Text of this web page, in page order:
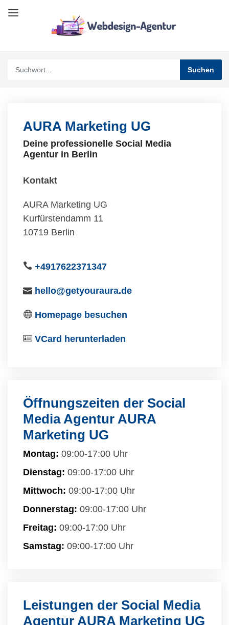
AURA Marketing UG
Deine professionelle Social Media
Agentur in Berlin
Kontakt
AURA Marketing UG
Kurfürstendamm 11
10719 Berlin
+4917622371347
hello@getyouraura.de
Homepage besuchen
VCard herunterladen
Öffnungszeiten der Social
Media Agentur AURA
Marketing UG
Montag: 09:00-17:00 Uhr
Dienstag: 09:00-17:00 Uhr
Mittwoch: 09:00-17:00 Uhr
Donnerstag: 09:00-17:00 Uhr
Freitag: 09:00-17:00 Uhr
Samstag: 09:00-17:00 Uhr
Leistungen der Social Media
Agentur AURA Marketing UG